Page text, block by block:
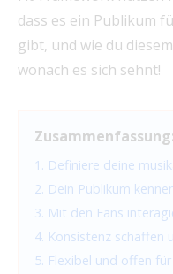
dass es ein Publikum
gibt, und wie du
wonach es sich sehnt!
Zusammenfassung:
1. Definiere deine
2. Dein Publikum
3. Mit den Fans
4. Konsistenz schaffen
5. Flexibel und offen